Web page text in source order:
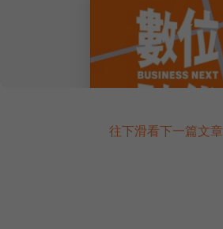
往下滑看下一篇文章